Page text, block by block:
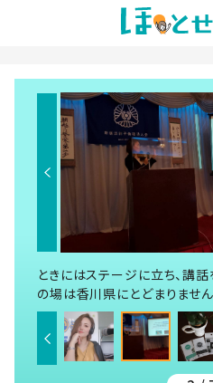
ときにはステージに立ち、講
の場は香川県にとどまりません